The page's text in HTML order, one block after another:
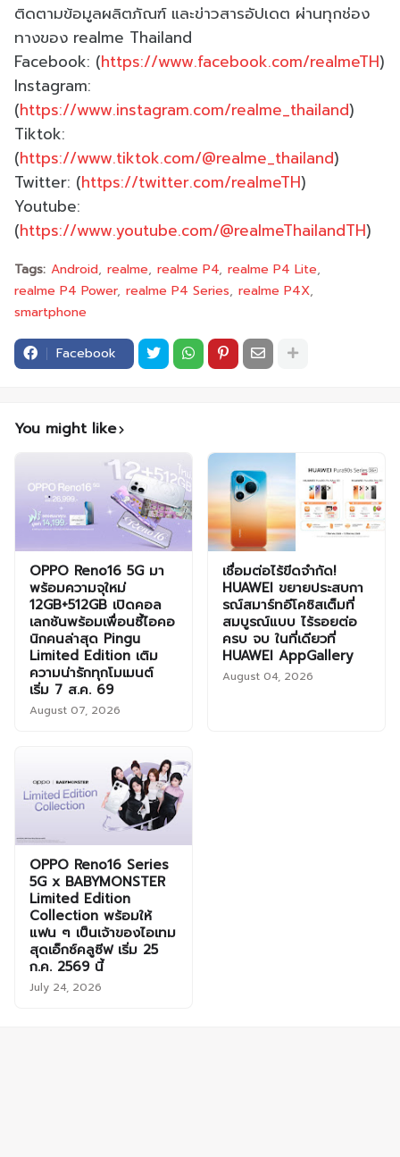
ติดตามข้อมูลผลิตภัณฑ์ และข่าวสารอัปเดต ผ่านทุกช่อง
ทางของ realme Thailand
Facebook: (https://www.facebook.com/realmeTH)
Instagram:
(https://www.instagram.com/realme_thailand)
Tiktok:
(https://www.tiktok.com/@realme_thailand)
Twitter: (https://twitter.com/realmeTH)
Youtube:
(https://www.youtube.com/@realmeThailandTH)
Tags: Android realme realme P4 realme P4 Lite
realme P4 Power realme P4 Series realme P4X
smartphone
Facebook
You might like
OPPO Reno16 5G มา
พร้อมความจุใหม่
12GB+512GB เปิดคอล
เลกชันพร้อมเพื่อนซี้ไอคอ
นิกคนล่าสุด Pingu
Limited Edition เติม
ความน่ารักทุกโมเมนต์
เริ่ม 7 ส.ค. 69
August 07, 2026
เชื่อมต่อไร้ขีดจำกัด!
HUAWEI ขยายประสบกา
รณ์สมาร์ทอีโคซิสเต็มที่
สมบูรณ์แบบ ไร้รอยต่อ
ครบ จบ ในที่เดียวที่
HUAWEI AppGallery
August 04, 2026
OPPO Reno16 Series
5G x BABYMONSTER
Limited Edition
Collection พร้อมให้
แฟน ๆ เป็นเจ้าของไอเทม
สุดเอ็กซ์คลูซีฟ เริ่ม 25
ก.ค. 2569 นี้
July 24, 2026